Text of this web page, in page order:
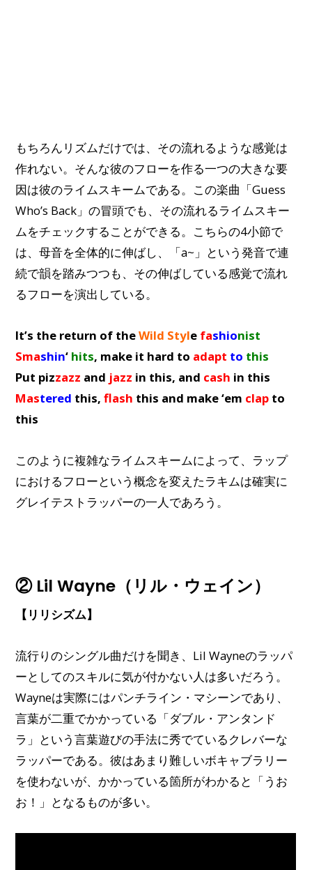
もちろんリズムだけでは、その流れるような感覚は
作れない。そんな彼のフローを作る一つの大きな要
因は彼のライムスキームである。この楽曲「Guess
Who’s Back」の冒頭でも、その流れるライムスキー
ムをチェックすることができる。こちらの4小節で
は、母音を全体的に伸ばし、「a~」という発音で連
続で韻を踏みつつも、その伸ばしている感覚で流れ
るフローを演出している。
It’s the return of theWild Style fashionist
Smashin‘ hits, make it hard to adapt to this
Put pizzazz and jazz in this, and cash in this
Mastered this,flash this and make ‘em clap to
this
このように複雑なライムスキームによって、ラップ
におけるフローという概念を変えたラキムは確実に
グレイテストラッパーの一人であろう。
② Lil Wayne（リル・ウェイン）
【リリシズム】
流行りのシングル曲だけを聞き、Lil Wayneのラッパ
ーとしてのスキルに気が付かない人は多いだろう。
Wayneは実際にはパンチライン・マシーンであり 、
言葉が二重でかかっている「ダブル・アンタンド
ラ」という言葉遊びの手法に秀でているクレバーな
ラッパーである。彼はあまり難しいボキャブラリー
を使わないが、かかっている箇所がわかると「うお
お！」となるものが多い。